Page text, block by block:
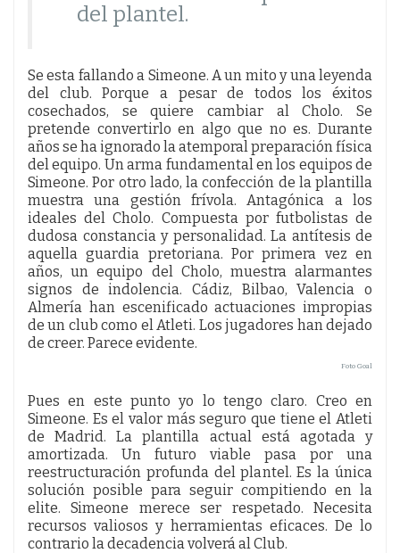
del plantel.
Se esta fallando a Simeone. A un mito y una leyenda
del club. Porque a pesar de todos los éxitos
cosechados, se quiere cambiar al Cholo. Se
pretende convertirlo en algo que no es. Durante
años se ha ignorado la atemporal preparación física
del equipo. Un arma fundamental en los equipos de
Simeone. Por otro lado, la confección de la plantilla
muestra una gestión frívola. Antagónica a los
ideales del Cholo. Compuesta por futbolistas de
dudosa constancia y personalidad. La antítesis de
aquella guardia pretoriana. Por primera vez en
años, un equipo del Cholo, muestra alarmantes
signos de indolencia. Cádiz, Bilbao, Valencia o
Almería han escenificado actuaciones impropias
de un club como el Atleti. Los jugadores han dejado
de creer. Parece evidente.
Foto Goal
Pues en este punto yo lo tengo claro. Creo en
Simeone. Es el valor más seguro que tiene el Atleti
de Madrid. La plantilla actual está agotada y
amortizada. Un futuro viable pasa por una
reestructuración profunda del plantel. Es la única
solución posible para seguir compitiendo en la
elite. Simeone merece ser respetado. Necesita
recursos valiosos y herramientas eficaces. De lo
contrario la decadencia volverá al Club.